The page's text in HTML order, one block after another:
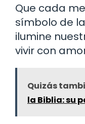
Que cada
símbolo de
ilumine
vivir con
Quizás
la Biblia: su